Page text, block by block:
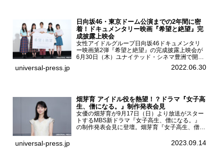
日向坂46・東京ドーム公演までの2年間に密
着！ドキュメンタリー映画『希望と絶望』完
成披露上映会
女性アイドルグループ日向坂46ドキュメンタリ
ー映画第2弾『希望と絶望』の完成披露上映会が
6月30日（木）ユナイテッド・シネマ豊洲で開催
され、日向坂46メンバーの加藤史帆、齊藤京
子、佐々木久美、富田鈴花、松田好花の5人が登
universal-press.jp 2022.06.30
畑芽育 アイドル役を熱望！？ドラマ『女子高
生、僧になる。』制作発表会見
女優の畑芽育が9月17日（日）より放送がスター
トするMBS新ドラマ『女子高生、僧になる。』
の制作発表会見に登壇。畑芽育『女子高生、僧に
ーについて「下白石麦は頭にビックリマークと、
universal-press.jp 2023.09.14